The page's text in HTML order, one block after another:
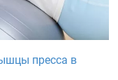
пресса в